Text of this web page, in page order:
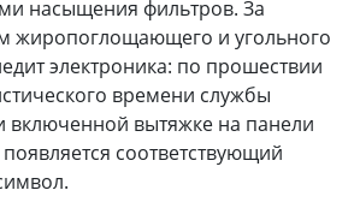
насыщения фильтров. За
жиропоглощающего и угольного
электроника: по прошествии
времени службы
включенной вытяжке на панели
соответствующий